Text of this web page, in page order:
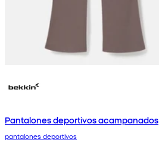
Pantalones deportivos acampanados
pantalones deportivos